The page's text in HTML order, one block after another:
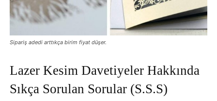
Sipariş adedi arttıkça birim fiyat düşer.
Lazer Kesim Davetiyeler Hakkında
Sıkça Sorulan Sorular (S.S.S)